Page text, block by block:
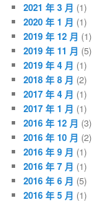
2021 年 3 月 (1)
2020 年 1 月 (1)
2019 年 12 月 (1)
2019 年 11 月 (5)
2019 年 4 月 (1)
2018 年 8 月 (2)
2017 年 4 月 (1)
2017 年 1 月 (1)
2016 年 12 月 (3)
2016 年 10 月 (2)
2016 年 9 月 (1)
2016 年 7 月 (1)
2016 年 6 月 (5)
2016 年 5 月 (1)